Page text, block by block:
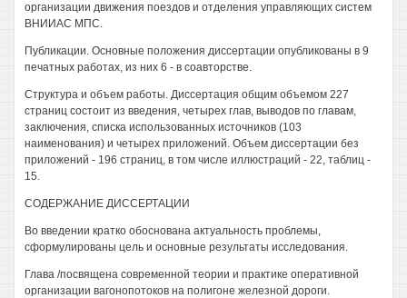
организации движения поездов и отделения управляющих систем
ВНИИАС МПС.
Публикации. Основные положения диссертации опубликованы в 9
печатных работах, из них 6 - в соавторстве.
Структура и объем работы. Диссертация общим объемом 227
страниц состоит из введения, четырех глав, выводов по главам,
заключения, списка использованных источников (103
наименования) и четырех приложений. Объем диссертации без
приложений - 196 страниц, в том числе иллюстраций - 22, таблиц -
15.
СОДЕРЖАНИЕ ДИССЕРТАЦИИ
Во введении кратко обоснована актуальность проблемы,
сформулированы цель и основные результаты исследования.
Глава /посвящена современной теории и практике оперативной
организации вагонопотоков на полигоне железной дороги.